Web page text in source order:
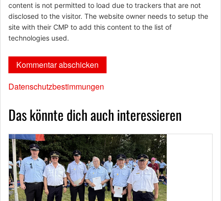
content is not permitted to load due to trackers that are not
disclosed to the visitor. The website owner needs to setup the
site with their CMP to add this content to the list of
technologies used.
Datenschutzbestimmungen
Das könnte dich auch interessieren